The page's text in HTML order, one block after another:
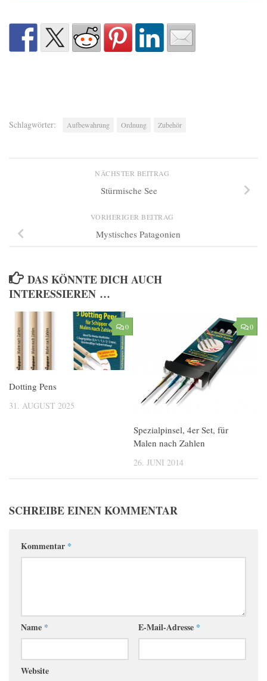
Schlagwörter: Aufbewahrung Ordnung Zubehör
NÄCHSTER BEITRAG
Stürmische See
VORHERIGER BEITRAG
Mystisches Patagonien
DAS KÖNNTE DICH AUCH
INTERESSIEREN …
0
Dotting Pens
31. AUGUST 2025
0
Spezialpinsel, 4er Set, für
Malen nach Zahlen
26. JUNI 2014
SCHREIBE EINEN KOMMENTAR
Kommentar *
Name * E-Mail-Adresse *
Website